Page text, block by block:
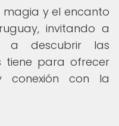
magia y el encanto
invitando a
a descubrir las
tiene para ofrecer
con la